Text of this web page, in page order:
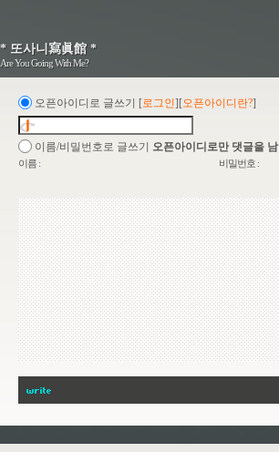
* 또사니寫眞館 *
Are You Going With Me?
* 또사니寫眞館 *
Are You Going With Me?
오픈아이디로 글쓰기 [로그인][오픈아이디란?]
이름/비밀번호로 글쓰기 오픈아이디로만 댓글을
이름 : 비밀번호 :